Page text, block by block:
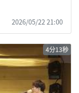
2026/05/22 21:00
4分13秒